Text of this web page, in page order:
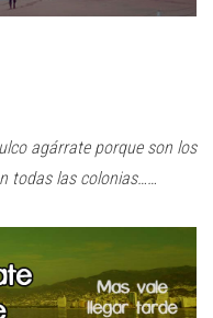
agárrate porque son los
todas las colonias……